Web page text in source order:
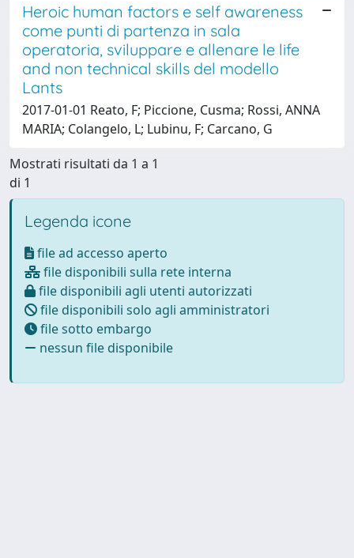
Heroic human factors e self awareness
come punti di partenza in sala
operatoria, sviluppare e allenare le life
and non technical skills del modello
Lants
2017-01-01 Reato, F; Piccione, Cusma; Rossi, ANNA
MARIA; Colangelo, L; Lubinu, F; Carcano, G
Mostrati risultati da 1 a 1
di 1
Legenda icone
file ad accesso aperto
file disponibili sulla rete interna
file disponibili agli utenti autorizzati
file disponibili solo agli amministratori
file sotto embargo
nessun file disponibile